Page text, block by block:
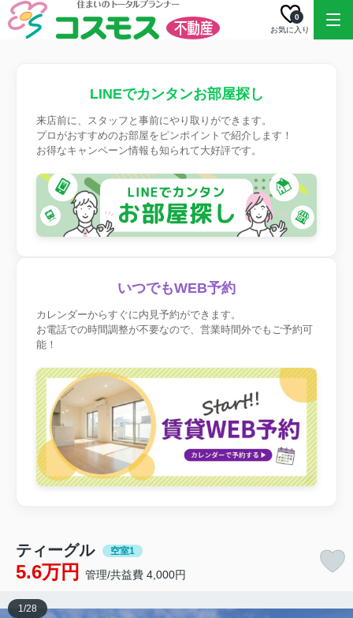
お気に入り
0
LINEでカンタンお部屋探し
来店前に、スタッフと事前にやり取りができます。
プロがおすすめのお部屋をピンポイントで紹介します！
お得なキャンペーン情報も知られて大好評です。
いつでもWEB予約
カレンダーからすぐに内見予約ができます。
お電話での時間調整が不要なので、営業時間外でもご予約可
能！
ティーグル 空室1
5.6万円 管理/共益費 4,000円
1/28